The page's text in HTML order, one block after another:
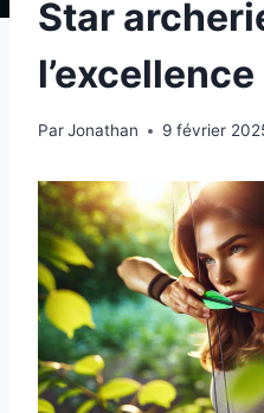
Star
l’excellence
ParJonathan 9 février